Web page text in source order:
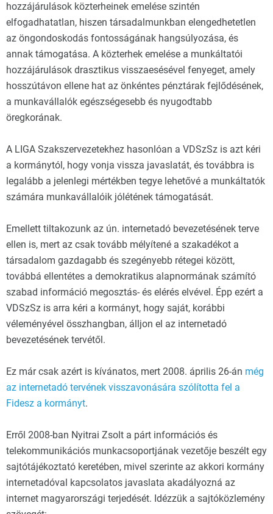
hozzájárulások közterheinek emelése szintén
elfogadhatatlan, hiszen társadalmunkban elengedhetetlen
az öngondoskodás fontosságának hangsúlyozása, és
annak támogatása. A közterhek emelése a munkáltatói
hozzájárulások drasztikus visszaesésével fenyeget, amely
hosszútávon ellene hat az önkéntes pénztárak fejlődésének,
a munkavállalók egészségesebb és nyugodtabb
öregkorának.
A LIGA Szakszervezetekhez hasonlóan a VDSzSz is azt kéri
a kormánytól, hogy vonja vissza javaslatát, és továbbra is
legalább a jelenlegi mértékben tegye lehetővé a munkáltatók
számára munkavállalóik jólétének támogatását.
Emellett tiltakozunk az ún. internetadó bevezetésének terve
ellen is, mert az csak tovább mélyítené a szakadékot a
társadalom gazdagabb és szegényebb rétegei között,
továbbá ellentétes a demokratikus alapnormának számító
szabad információ megosztás- és elérés elvével. Épp ezért a
VDSzSz is arra kéri a kormányt, hogy saját, korábbi
véleményével összhangban, álljon el az internetadó
bevezetésének tervétől.
Ez már csak azért is kívánatos, mert 2008. április 26-án még
az internetadó tervének visszavonására szólította fel a
Fidesz a kormányt.
Erről 2008-ban Nyitrai Zsolt a párt információs és
telekommunikációs munkacsoportjának vezetője beszélt egy
sajtótájékoztató keretében, mivel szerinte az akkori kormány
internetadóval kapcsolatos javaslata akadályozná az
internet magyarországi terjedését. Idézzük a sajtóközlemény